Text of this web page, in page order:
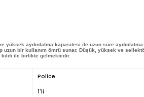
yüksek aydınlatma kapasitesi ile uzun süre
uzun bir kullanım ömrü sunar. Düşük, yüksek ve
ile birlikte gelmektedir.
Police
1'li